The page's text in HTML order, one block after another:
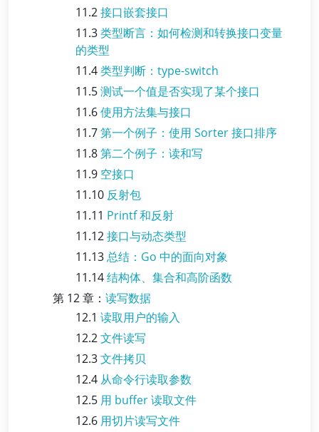
11.2接口嵌套接口
11.3类型断言：如何检测和转换接口变量
的类型
11.4类型判断：type-switch
11.5测试一个值是否实现了某个接口
11.6使用方法集与接口
11.7第一个例子：使用 Sorter 接口排序
11.8第二个例子：读和写
11.9 空接口
11.10 反射包
11.11 Printf 和反射
11.12接口与动态类型
11.13总结：Go 中的面向对象
11.14结构体、集合和高阶函数
第 12 章： 读写数据
12.1 读取用户的输入
12.2文件读写
12.3文件拷贝
12.4 从命令行读取参数
12.5 用 buffer 读取文件
12.6 用切片读写文件